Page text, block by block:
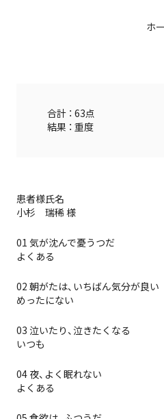
ホ
合計 ： 63点
結果 ： 重度
患者様氏名
小杉 瑞稀 様
01 気が沈んで憂うつだ
よくある
02 朝がたは、いちばん気分が良い
めったにない
03 泣いたり、泣きたくなる
いつも
04 夜、よく眠れない
よくある